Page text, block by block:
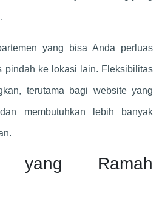
yang bisa Anda perluas
pindah ke lokasi lain. Fleksibilitas
terutama bagi website yang
membutuhkan lebih banyak
yang Ramah